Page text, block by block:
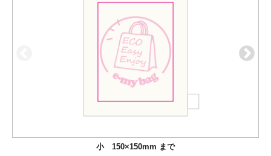
小 150×150mm まで
大 160×210mm まで